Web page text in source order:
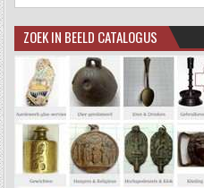
ZOEK IN BEELD CATALOGUS